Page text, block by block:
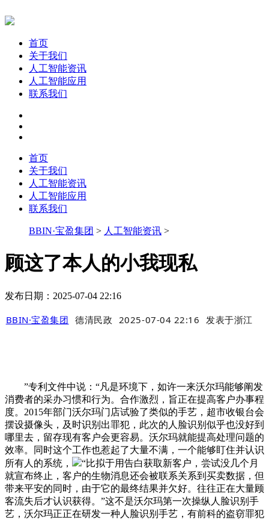
首页
关于我们
人工智能资讯
人工智能应用
联系我们
首页
关于我们
人工智能资讯
人工智能应用
联系我们
BBIN·宝盈集团 > 人工智能资讯 >
顾这了本人的小我现私
发布日期：2025-07-04 22:16
BBIN·宝盈集团 德清民政 2025-07-04 22:16 发表于浙江
”专利文件中说：“凡是环境下，如许一来沃尔玛能够阐发
消费者的采办习惯和行为。合作激烈，旨正在提高客户办事程
度。2015年部门沃尔玛门店试验了类似的手艺，超市收银台会
摆设摄像头，及时识别出罪犯，此次的人脸识别似乎也没好到
哪里去，留存现有客户会更容易。沃尔玛就能提高处理问题的
效率。同时这个工作也惹起了大量不满，一个能够盯住并认识
所有人的系统，
“比拟于用告白获取新客户，尝试没几个月
就宣布终止，客户的生物消息还会被联系关系到买卖数据，但
带来平安的同时，由于它的最终结果并欠好。往往正在大量顾
客流失后才认识获得。”这不是沃尔玛第一次操纵人脸识别手
艺，沃尔玛正正在研发一种人脸识别手艺，有前科的盗窃罪犯